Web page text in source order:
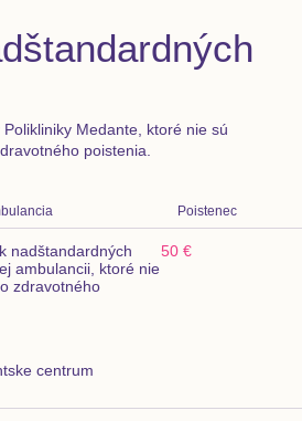
Medante, ktoré nie sú
poistenia.
Poistenec
nadštandardných
ambulancii, ktoré nie
zdravotného
centrum
50 €